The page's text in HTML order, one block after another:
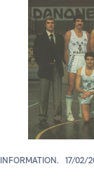
INFORMATION. 17/02/